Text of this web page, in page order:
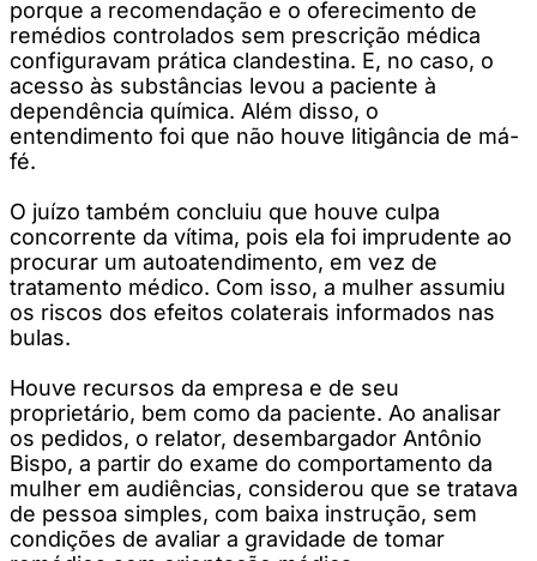
porque a recomendação e o oferecimento de
remédios controlados sem prescrição médica
configuravam prática clandestina. E, no caso, o
acesso às substâncias levou a paciente à
dependência química. Além disso, o
entendimento foi que não houve litigância de má-
fé.
O juízo também concluiu que houve culpa
concorrente da vítima, pois ela foi imprudente ao
procurar um autoatendimento, em vez de
tratamento médico. Com isso, a mulher assumiu
os riscos dos efeitos colaterais informados nas
bulas.
Houve recursos da empresa e de seu
proprietário, bem como da paciente. Ao analisar
os pedidos, o relator, desembargador Antônio
Bispo, a partir do exame do comportamento da
mulher em audiências, considerou que se tratava
de pessoa simples, com baixa instrução, sem
condições de avaliar a gravidade de tomar